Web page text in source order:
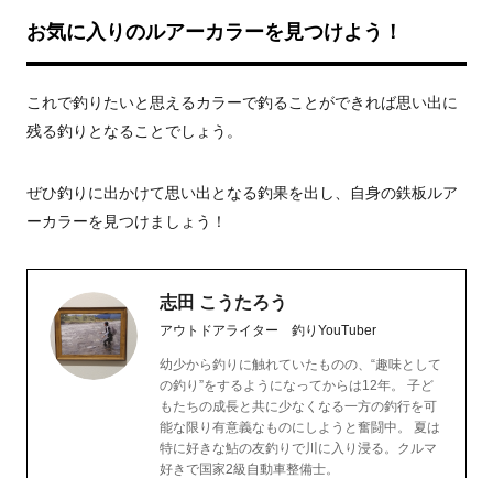
お気に入りのルアーカラーを見つけよう！
これで釣りたいと思えるカラーで釣ることができれば思い出に
残る釣りとなることでしょう。
ぜひ釣りに出かけて思い出となる釣果を出し、自身の鉄板ルア
ーカラーを見つけましょう！
志田 こうたろう
アウトドアライター 釣りYouTuber
幼少から釣りに触れていたものの、“趣味として
の釣り”をするようになってからは12年。 子ど
もたちの成長と共に少なくなる一方の釣行を可
能な限り有意義なものにしようと奮闘中。 夏は
特に好きな鮎の友釣りで川に入り浸る。クルマ
好きで国家2級自動車整備士。